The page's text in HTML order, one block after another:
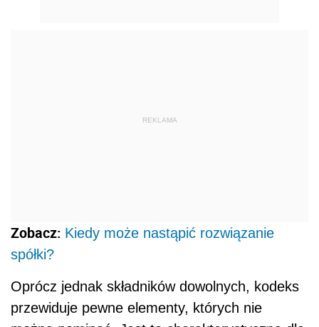
REKLAMA
Zobacz: Kiedy może nastąpić rozwiązanie
spółki?
Oprócz jednak składników dowolnych, kodeks
przewiduje pewne elementy, których nie